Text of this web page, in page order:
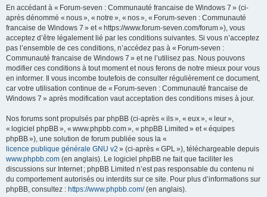
En accédant à « Forum-seven : Communauté francaise de Windows 7 » (ci-
après dénommé « nous », « notre », « nos », « Forum-seven : Communauté
francaise de Windows 7 » et « https://www.forum-seven.com/forum »), vous
acceptez d’être légalement lié par les conditions suivantes. Si vous n’acceptez
pas l’ensemble de ces conditions, n’accédez pas à « Forum-seven :
Communauté francaise de Windows 7 » et ne l’utilisez pas. Nous pouvons
modifier ces conditions à tout moment et nous ferons de notre mieux pour vous
en informer. Il vous incombe toutefois de consulter régulièrement ce document,
car votre utilisation continue de « Forum-seven : Communauté francaise de
Windows 7 » après modification vaut acceptation des conditions mises à jour.
Nos forums sont propulsés par phpBB (ci-après « ils », « eux », « leur »,
« logiciel phpBB », « www.phpbb.com », « phpBB Limited » et « équipes
phpBB »), une solution de forum publiée sous la «
licence publique générale GNU v2 » (ci-après « GPL »), téléchargeable depuis
www.phpbb.com (en anglais). Le logiciel phpBB ne fait que faciliter les
discussions sur Internet ; phpBB Limited n’est pas responsable du contenu ni
du comportement autorisés ou interdits sur ce site. Pour plus d’informations sur
phpBB, consultez : https://www.phpbb.com/(en anglais).